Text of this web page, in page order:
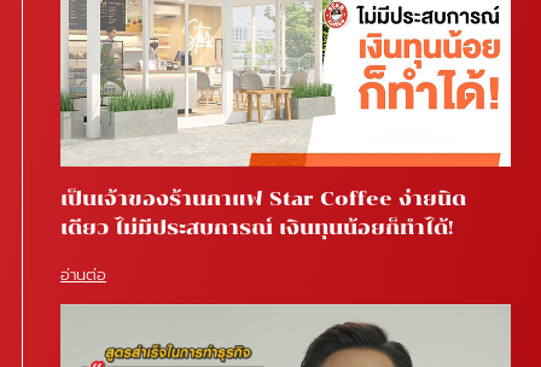
เป็นเจ้าของร้านกาแฟ Star Coffee ง่ายนิด
เดียว ไม่มีประสบการณ์ เงินทุนน้อยก็ทำได้!
อ่านต่อ